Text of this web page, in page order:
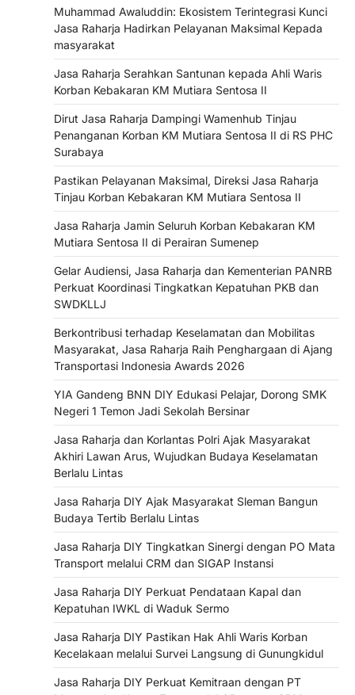
Muhammad Awaluddin: Ekosistem Terintegrasi Kunci
Jasa Raharja Hadirkan Pelayanan Maksimal Kepada
masyarakat
Jasa Raharja Serahkan Santunan kepada Ahli Waris
Korban Kebakaran KM Mutiara Sentosa II
Dirut Jasa Raharja Dampingi Wamenhub Tinjau
Penanganan Korban KM Mutiara Sentosa II di RS PHC
Surabaya
Pastikan Pelayanan Maksimal, Direksi Jasa Raharja
Tinjau Korban Kebakaran KM Mutiara Sentosa II
Jasa Raharja Jamin Seluruh Korban Kebakaran KM
Mutiara Sentosa II di Perairan Sumenep
Gelar Audiensi, Jasa Raharja dan Kementerian PANRB
Perkuat Koordinasi Tingkatkan Kepatuhan PKB dan
SWDKLLJ
Berkontribusi terhadap Keselamatan dan Mobilitas
Masyarakat, Jasa Raharja Raih Penghargaan di Ajang
Transportasi Indonesia Awards 2026
YIA Gandeng BNN DIY Edukasi Pelajar, Dorong SMK
Negeri 1 Temon Jadi Sekolah Bersinar
Jasa Raharja dan Korlantas Polri Ajak Masyarakat
Akhiri Lawan Arus, Wujudkan Budaya Keselamatan
Berlalu Lintas
Jasa Raharja DIY Ajak Masyarakat Sleman Bangun
Budaya Tertib Berlalu Lintas
Jasa Raharja DIY Tingkatkan Sinergi dengan PO Mata
Transport melalui CRM dan SIGAP Instansi
Jasa Raharja DIY Perkuat Pendataan Kapal dan
Kepatuhan IWKL di Waduk Sermo
Jasa Raharja DIY Pastikan Hak Ahli Waris Korban
Kecelakaan melalui Survei Langsung di Gunungkidul
Jasa Raharja DIY Perkuat Kemitraan dengan PT